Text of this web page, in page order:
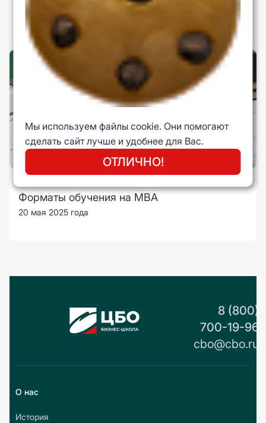
бизнеса
22 мая 2025 года
Форматы обучения на MBA
20 мая 2025 года
8 (800)
700-19-96
cbo@cbo.ru
О нас
История
Мы используем файлы cookie. Они помогают
сделать сайт лучше и удобнее для Вас.
ОТЛИЧНО!